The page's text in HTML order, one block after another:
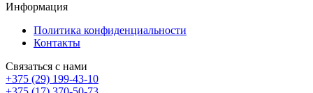
Информация
Политика конфиденциальности
Контакты
Связаться с нами
+375 (29) 199-43-10